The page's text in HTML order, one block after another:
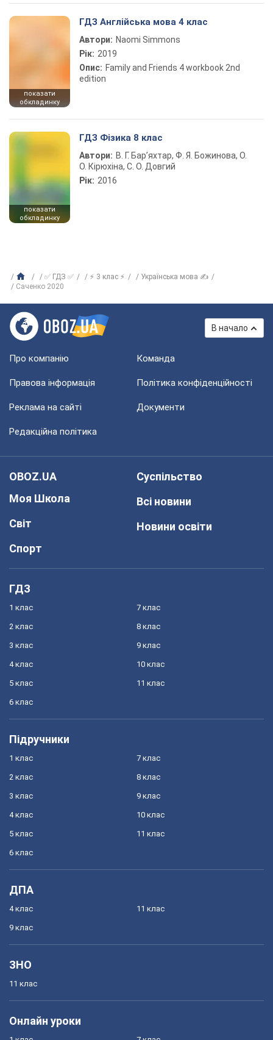
показати
обкладинку
ГДЗ Англійська мова 4 клас
Автори: Naomi Simmons
Рік: 2019
Опис: Family and Friends 4 workbook 2nd
edition
показати
обкладинку
ГДЗ Фізика 8 клас
Автори: В. Г. Бар’яхтар, Ф. Я. Божинова, О.
О. Кірюхіна, С. О. Довгий
Рік: 2016
✅ ГДЗ ✅ ⚡ 3 клас ⚡
Українська мова ✍
Саченко 2020
В начало
Про компанію Команда
Правова інформація Політика конфіденційності
Реклама на сайті Документи
Редакційна політика
OBOZ.UA
Моя Школа
Світ
Спорт
Суспільство
Всі новини
Новини освіти
ГДЗ
1 клас
2 клас
3 клас
4 клас
5 клас
6 клас
7 клас
8 клас
9 клас
10 клас
11 клас
Підручники
1 клас
2 клас
3 клас
4 клас
5 клас
6 клас
7 клас
8 клас
9 клас
10 клас
11 клас
ДПА
4 клас
9 клас
11 клас
ЗНО
11 клас
Онлайн уроки